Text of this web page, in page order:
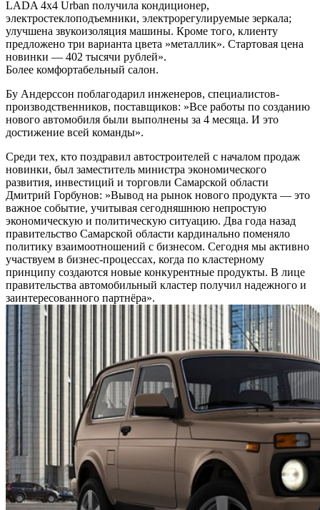
LADA 4х4 Urban получила кондиционер,
электростеклоподъемники, электрорегулируемые зеркала;
улучшена звукоизоляция машины. Кроме того, клиенту
предложено три варианта цвета »металлик». Стартовая цена
новинки — 402 тысячи рублей».
Более комфортабельный салон.
Бу Андерссон поблагодарил инженеров, специалистов-
производственников, поставщиков: »Все работы по созданию
нового автомобиля были выполнены за 4 месяца. И это
достижение всей команды».
Среди тех, кто поздравил автостроителей с началом продаж
новинки, был заместитель министра экономического
развития, инвестиций и торговли Самарской области
Дмитрий Горбунов: »Вывод на рынок нового продукта — это
важное событие, учитывая сегодняшнюю непростую
экономическую и политическую ситуацию. Два года назад
правительство Самарской области кардинально поменяло
политику взаимоотношений с бизнесом. Сегодня мы активно
участвуем в бизнес-процессах, когда по кластерному
принципу создаются новые конкурентные продукты. В лице
правительства автомобильный кластер получил надежного и
заинтересованного партнёра».